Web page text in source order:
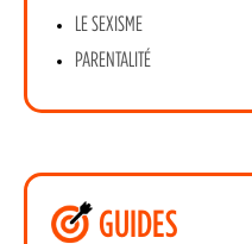
LE SEXISME
PARENTALITÉ
GUIDES